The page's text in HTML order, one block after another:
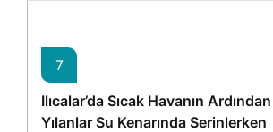
7
Ilıcalar’da Sıcak Havanın Ardından
Yılanlar Su Kenarında Serinlerken